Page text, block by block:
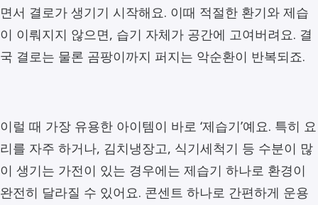
면서 결로가 생기기 시작해요. 이때 적절한 환기와 제습
이 이뤄지지 않으면, 습기 자체가 공간에 고여버려요. 결
국 결로는 물론 곰팡이까지 퍼지는 악순환이 반복되죠.
이럴 때 가장 유용한 아이템이 바로 ‘제습기’예요. 특히 요
리를 자주 하거나, 김치냉장고, 식기세척기 등 수분이 많
이 생기는 가전이 있는 경우에는 제습기 하나로 환경이
완전히 달라질 수 있어요. 콘센트 하나로 간편하게 운용